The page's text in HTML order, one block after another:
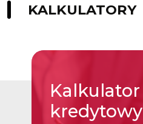
KALKULATORY
Kalkulator
kredytowy